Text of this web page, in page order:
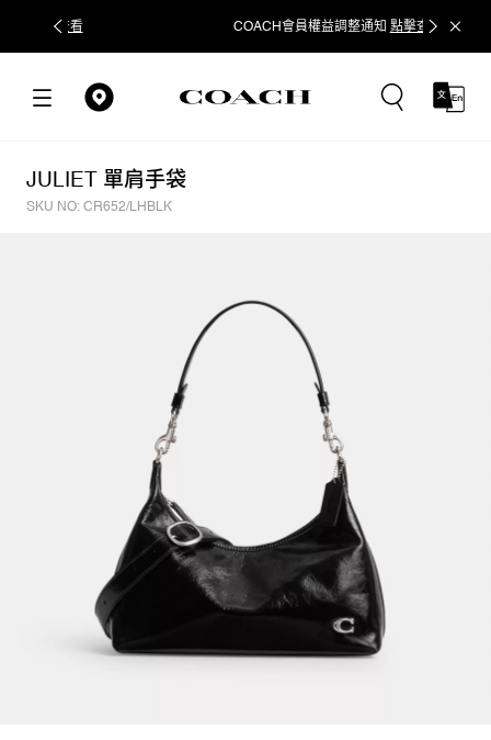
COACH會員權益調整通知點擊查看 立即追蹤
JULIET 單肩手袋
SKU NO: CR652/LHBLK